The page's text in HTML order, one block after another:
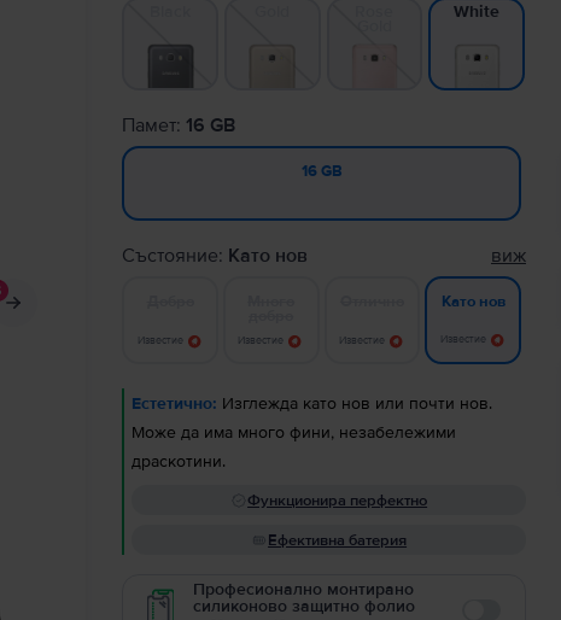
White
Памет: 16 GB
16 GB
Състояние: Като нов виж
Известие Известие Известие
Като нов
Известие
Естетично: Изглежда като нов или почти нов.
Може да има много фини, незабележими
драскотини.
Функционира перфектно
Ефективна батерия
Професионално монтирано
силиконово защитно фолио